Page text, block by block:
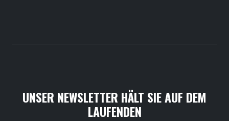
UNSER NEWSLETTER HÄLT SIE AUF DEM
LAUFENDEN